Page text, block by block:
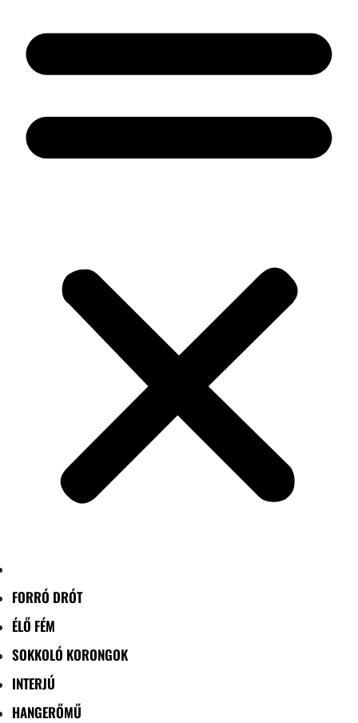
FORRÓ DRÓT
ÉLŐ FÉM
SOKKOLÓ KORONGOK
INTERJÚ
HANGERŐMŰ